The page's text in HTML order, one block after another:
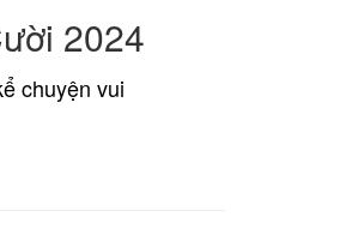
2024
chuyện vui